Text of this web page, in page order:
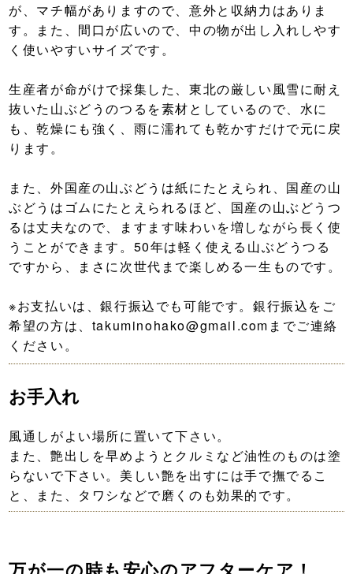
が、マチ幅がありますので、意外と収納力はありま
す。また、間口が広いので、中の物が出し入れしやす
く使いやすいサイズです。
生産者が命がけで採集した、東北の厳しい風雪に耐え
抜いた山ぶどうのつるを素材としているので、水に
も、乾燥にも強く、雨に濡れても乾かすだけで元に戻
ります。
また、外国産の山ぶどうは紙にたとえられ、国産の山
ぶどうはゴムにたとえられるほど、国産の山ぶどうつ
るは丈夫なので、ますます味わいを増しながら長く使
うことができます。50年は軽く使える山ぶどうつる
ですから、まさに次世代まで楽しめる一生ものです。
※お支払いは、銀行振込でも可能です。銀行振込をご
希望の方は、takuminohako@gmail.comまでご連絡
ください。
お手入れ
風通しがよい場所に置いて下さい。
また、艶出しを早めようとクルミなど油性のものは塗
らないで下さい。美しい艶を出すには手で撫でるこ
と、また、タワシなどで磨くのも効果的です。